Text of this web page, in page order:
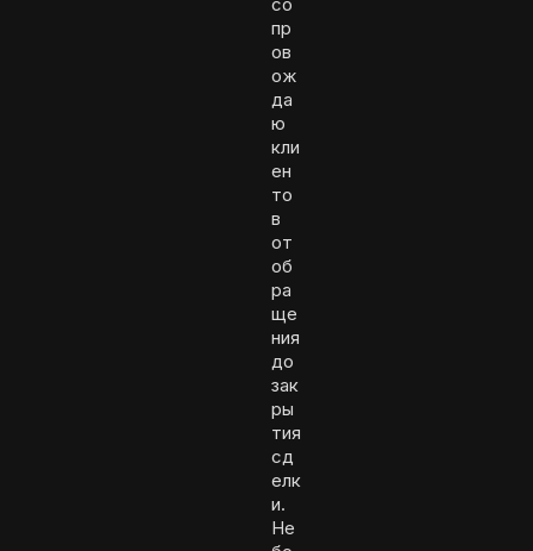
пр
ов
ож
да
ю
кли
ен
то
в
от
об
ра
ще
ния
до
зак
ры
тия
сд
елк
и.
Не